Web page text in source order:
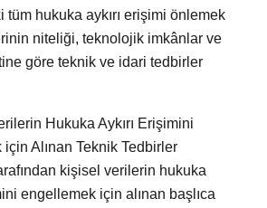
tüm hukuka aykırı erişimi önlemek
niteliği, teknolojik imkânlar ve
göre teknik ve idari tedbirler
Hukuka Aykırı Erişimini
Alınan Teknik Tedbirler
kişisel verilerin hukuka
engellemek için alınan başlıca